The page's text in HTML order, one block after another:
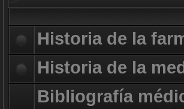
Historia de la
Historia de la
Bibliografía